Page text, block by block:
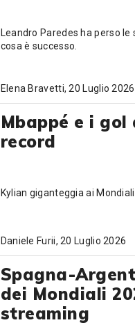
Leandro Paredes ha perso
cosa è successo.
Elena Bravetti, 20 Luglio 2026
Mbappé e i
record
Kylian giganteggia ai Mondiali.
Daniele Furii, 20 Luglio 2026
Spagna-
dei Mondiali
streaming